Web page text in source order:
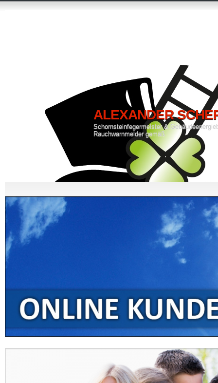
ALEXANDER
Schornsteinfegermeister &
Rauchwarnmelder gemäß